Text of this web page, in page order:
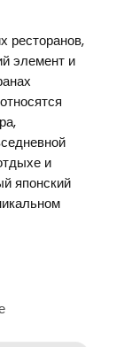
ресторанов,
элемент и
и
японский